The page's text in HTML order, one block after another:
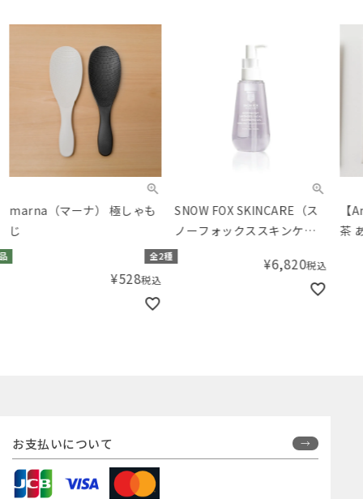
marna（マーナ） 極しゃも
じ
全2種
¥528税込
SNOW FOX SKINCARE（ス
ノーフォックススキンケ
ア） グッドナイト フレンチ
ガーデン フェイシャル クレ
¥6,820税込
【
茶
お支払いについて